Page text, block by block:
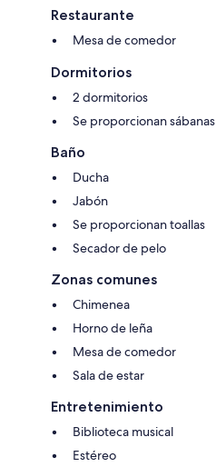
Restaurante
Mesa de comedor
Dormitorios
2 dormitorios
Se proporcionan sábanas
Baño
Ducha
Jabón
Se proporcionan toallas
Secador de pelo
Zonas comunes
Chimenea
Horno de leña
Mesa de comedor
Sala de estar
Entretenimiento
Biblioteca musical
Estéreo